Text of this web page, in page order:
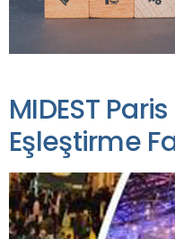
MIDEST
Eşleştirme